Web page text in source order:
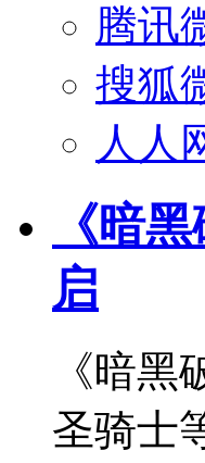
腾讯
搜狐
人人
《暗
启
《暗
圣骑士